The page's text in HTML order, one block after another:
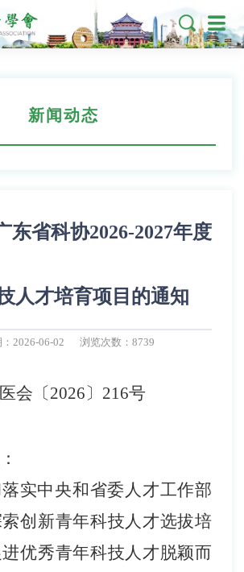

新闻动态
东省科协2026-2027年度
人才培育项目的通知
2026-06-02 浏览次数：8739
会 〔2026〕 216号
：
实中央和省委人才工作部
创新青年科技人才选拔培
优秀青年科技人才脱颖而